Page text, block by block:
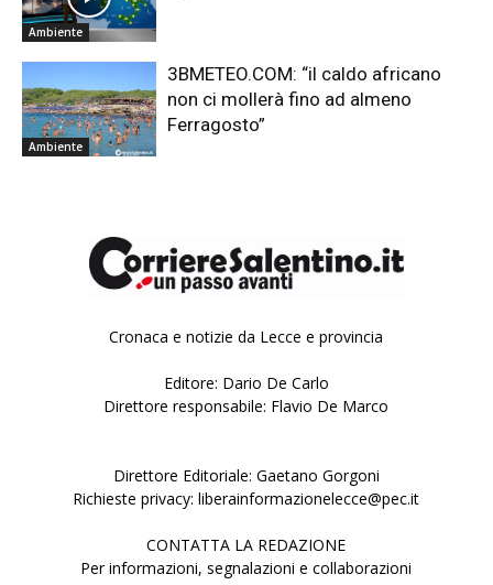
Ambiente
Ambiente
3BMETEO.COM: “il caldo africano
non ci mollerà fino ad almeno
Ferragosto”
Cronaca e notizie da Lecce e provincia
Editore: Dario De Carlo
Direttore responsabile: Flavio De Marco
Direttore Editoriale: Gaetano Gorgoni
Richieste privacy: liberainformazionelecce@pec.it
CONTATTA LA REDAZIONE
Per informazioni, segnalazioni e collaborazioni